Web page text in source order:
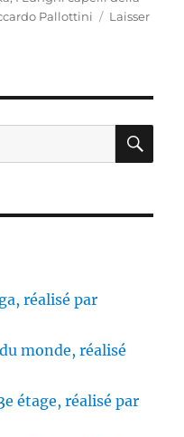
Pallottini
Laisser
réalisé par
monde, réalisé
étage, réalisé par